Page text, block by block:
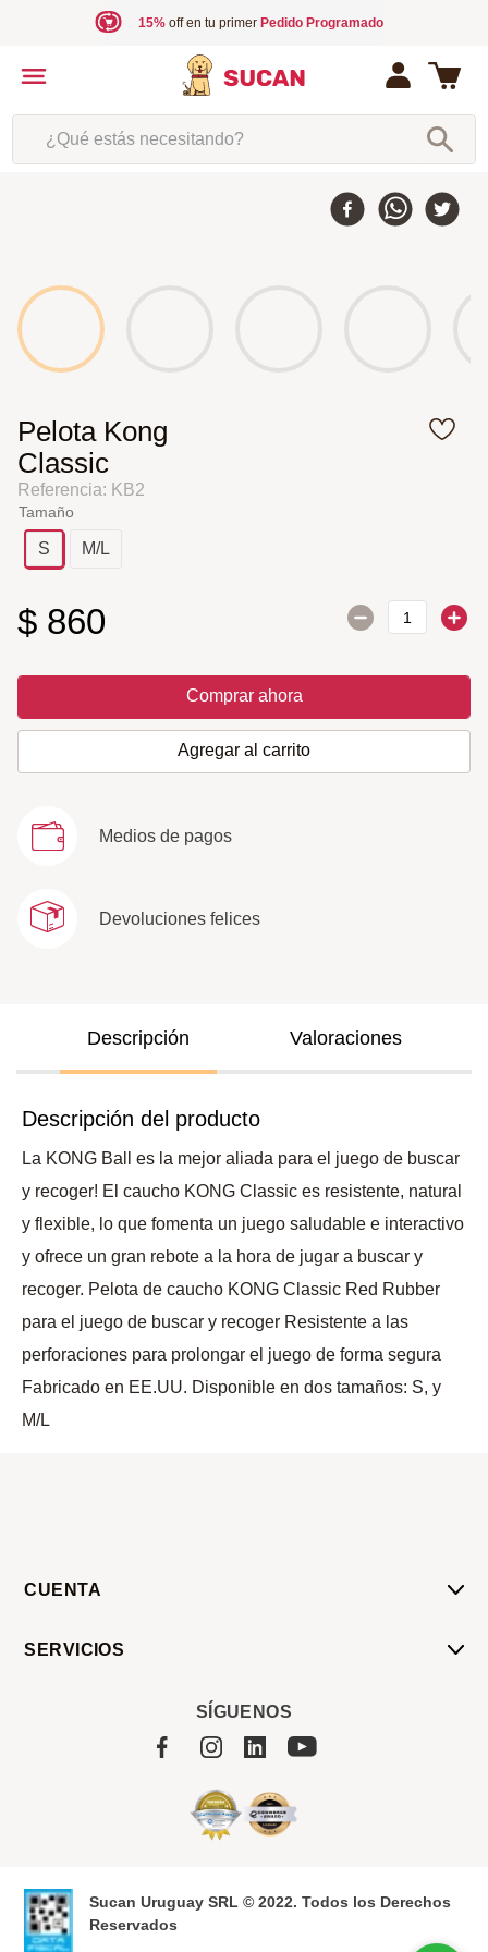
15%off en tu primer Pedido Programado
¿Qué estás necesitando?
Pelota Kong
Classic
Referencia: KB2
Tamaño
S M/L
$ 860
Comprar ahora
Agregar al carrito
Medios de pagos
Devoluciones felices
Descripción Valoraciones
Descripción del producto
La KONG Ball es la mejor aliada para el juego de buscar
y recoger! El caucho KONG Classic es resistente, natural
y flexible, lo que fomenta un juego saludable e interactivo
y ofrece un gran rebote a la hora de jugar a buscar y
recoger. Pelota de caucho KONG Classic Red Rubber
para el juego de buscar y recoger Resistente a las
perforaciones para prolongar el juego de forma segura
Fabricado en EE.UU. Disponible en dos tamaños: S, y
M/L
CUENTA
SERVICIOS
SÍGUENOS
Sucan Uruguay SRL © 2022. Todos los Derechos
Reservados